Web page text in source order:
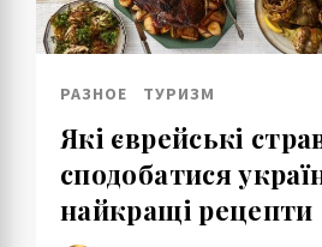
РАЗНОЕ ТУРИЗМ
Які єврейські
сподобатися
найкращі рецепти